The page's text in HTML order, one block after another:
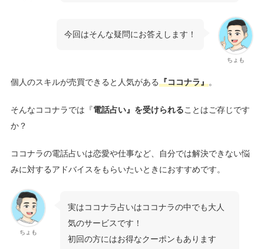
ちょも
今回はそんな疑問にお答えします！
個人のスキルが売買できると人気がある『ココナラ』。
そんなココナラでは『電話占い』を受けられることはご存じです
か？
ココナラの電話占いは恋愛や仕事など、自分では解決できない悩
みに対するアドバイスをもらいたいときにおすすめです。
ちょも
実はココナラ占いはココナラの中でも大人
気のサービスです！
初回の方にはお得なクーポンもあります